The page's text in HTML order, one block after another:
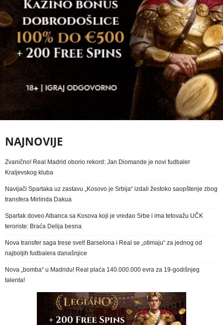
NAJNOVIJE
Zvanično! Real Madrid oborio rekord: Jan Diomande je novi fudbaler
Kraljevskog kluba
Navijači Spartaka uz zastavu „Kosovo je Srbija“ izdali žestoko saopštenje zbog
transfera Mirlinda Dakua
Spartak doveo Albanca sa Kosova koji je vređao Srbe i ima tetovažu UČK
teroriste: Braća Delija besna
Nova transfer saga trese svet! Barselona i Real se „otimaju“ za jednog od
najboljih fudbalera današnjice
Nova „bomba“ u Madridu! Real plaća 140.000.000 evra za 19-godišnjeg
talenta!